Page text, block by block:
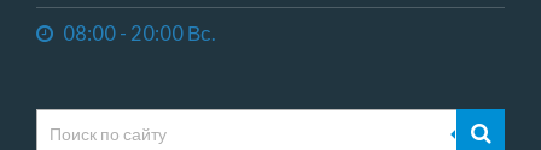
08:00 - 20:00 Вс.